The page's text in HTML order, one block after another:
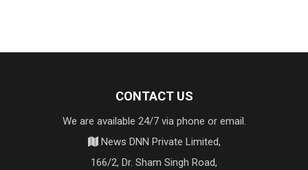
CONTACT US
We are available 24/7 via phone or email.
News DNN Private Limited,
166/2, Dr. Sham Singh Road,